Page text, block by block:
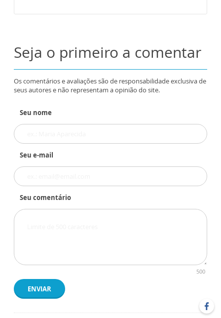
Seja o primeiro a comentar
Os comentários e avaliações são de responsabilidade exclusiva de
seus autores e não representam a opinião do site.
Seu nome
Seu e-mail
Seu comentário
500
ENVIAR